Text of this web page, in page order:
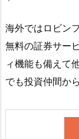
海外ではロビン
無料の証券サー
ィ機能も備えて
でも投資仲間か